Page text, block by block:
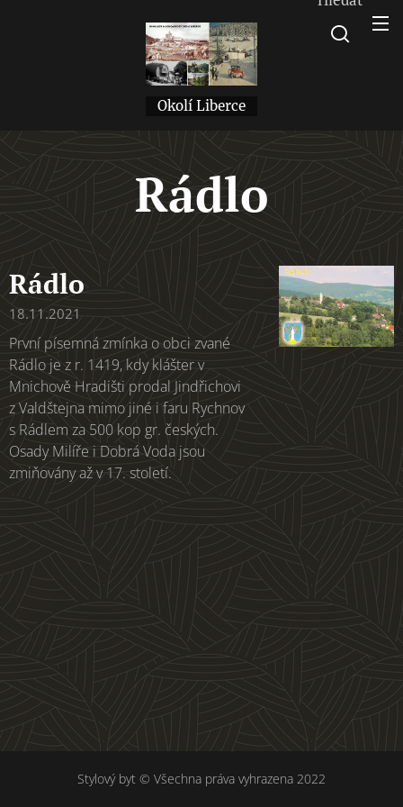
Okolí Liberce
Rádlo
Rádlo
18.11.2021
První písemná zmínka o obci zvané
Rádlo je z r. 1419, kdy klášter v
Mnichově Hradišti prodal Jindřichovi
z Valdštejna mimo jiné i faru Rychnov
s Rádlem za 500 kop gr. českých.
Osady Milíře i Dobrá Voda jsou
zmiňovány až v 17. století.
Stylový byt © Všechna práva vyhrazena 2022